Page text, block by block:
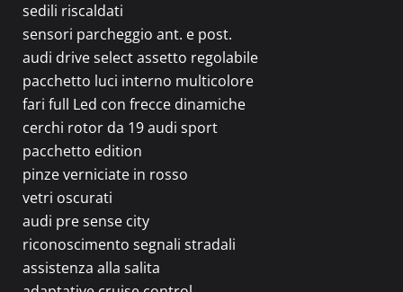
sedili riscaldati
sensori parcheggio ant. e post.
audi drive select assetto regolabile
pacchetto luci interno multicolore
fari full Led con frecce dinamiche
cerchi rotor da 19 audi sport
pacchetto edition
pinze verniciate in rosso
vetri oscurati
audi pre sense city
riconoscimento segnali stradali
assistenza alla salita